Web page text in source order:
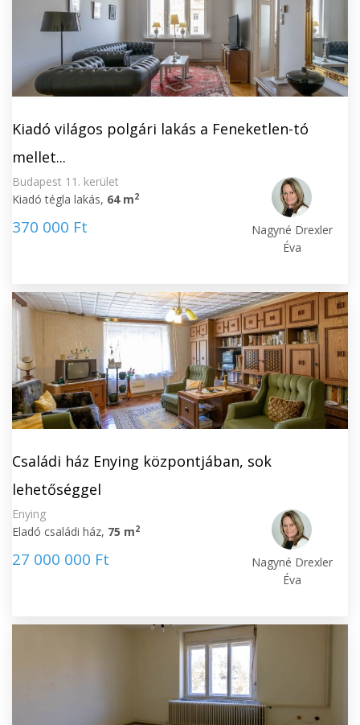
Kiadó világos polgári lakás a Feneketlen-tó
mellet...
Budapest 11. kerület
Kiadó tégla lakás, 64 m2
370 000 Ft
Nagyné Drexler
Éva
Családi ház Enying központjában, sok
lehetőséggel
Enying
Eladó családi ház, 75 m2
27 000 000 Ft
Nagyné Drexler
Éva